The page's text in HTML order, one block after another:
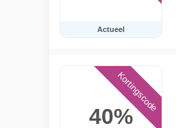
Actueel
40%
Kortingscode